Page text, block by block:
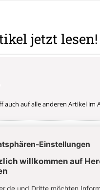
jetzt lesen!
auch auf alle anderen Artikel im
+ 3 Hefte digital
84,70 € für 11 Ausgaben
zzgl. 13,75 € Versand (D)